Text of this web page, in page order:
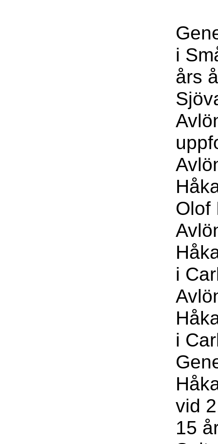
i
års
Olof
i
i
vid
15